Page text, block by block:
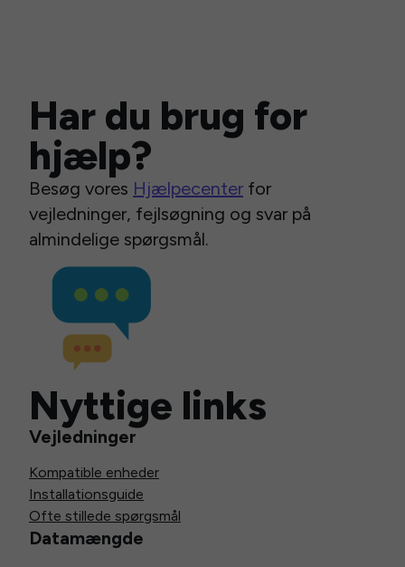
Har du brug for
hjælp?
Besøg vores Hjælpecenter for
vejledninger, fejlsøgning og svar på
almindelige spørgsmål.
Nyttige links
Vejledninger
Kompatible enheder
Installationsguide
Ofte stillede spørgsmål
Datamængde